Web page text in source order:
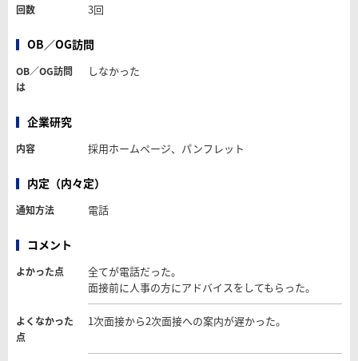
回数 3回
OB／OG訪問
OB／OG訪問
は
しなかった
企業研究
内容 採用ホームページ、パンフレット
内定（内々定）
通知方法 電話
コメント
よかった点
全てが電話だった。
面接前に人事の方にアドバイスをしてもらった。
よくなかった
点
1次面接から2次面接への案内が遅かった。